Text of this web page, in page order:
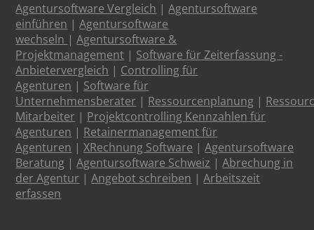
Agentursoftware Vergleich |Agentursoftware
einführen |Agentursoftware
wechseln |Agentursoftware &
Projektmanagement | Software für Zeiterfassung -
Anbietervergleich | Controlling für
Agenturen | Software für
Unternehmensberater | Ressourcenplanung |
Mitarbeiter | Projektcontrolling Kennzahlen für
Agenturen | Retainermanagement für
Agenturen |XRechnung Software |Agentursoftware
Beratung |Agentursoftware Schweiz |Abrechung in
der Agentur |Angebot schreiben |Arbeitszeit
erfassen